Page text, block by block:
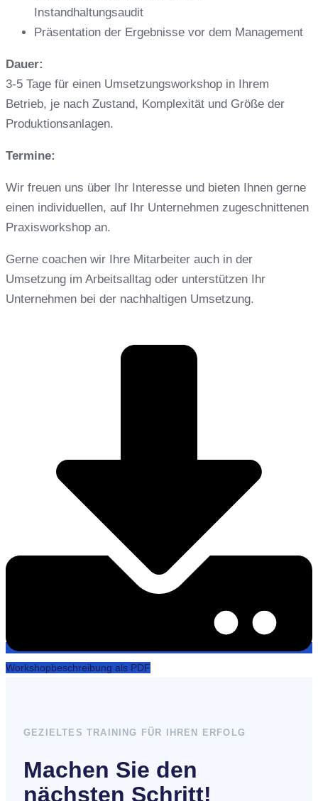
Instandhaltungsaudit
Präsentation der Ergebnisse vor dem Management
Dauer:
3-5 Tage für einen Umsetzungsworkshop in Ihrem
Betrieb, je nach Zustand, Komplexität und Größe der
Produktionsanlagen.
Termine:
Wir freuen uns über Ihr Interesse und bieten Ihnen gerne
einen individuellen, auf Ihr Unternehmen zugeschnittenen
Praxisworkshop an.
Gerne coachen wir Ihre Mitarbeiter auch in der
Umsetzung im Arbeitsalltag oder unterstützen Ihr
Unternehmen bei der nachhaltigen Umsetzung.
Workshopbeschreibung als PDF
GEZIELTES TRAINING FÜR IHREN ERFOLG
Machen Sie den
nächsten Schritt!